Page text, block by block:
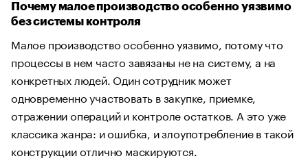
Почему малое производство особенно уязвимо
без системы контроля
Малое производство особенно уязвимо, потому что
процессы в нем часто завязаны не на систему, а на
конкретных людей. Один сотрудник может
одновременно участвовать в закупке, приемке,
отражении операций и контроле остатков. А это уже
классика жанра: и ошибка, и злоупотребление в такой
конструкции отлично маскируются.